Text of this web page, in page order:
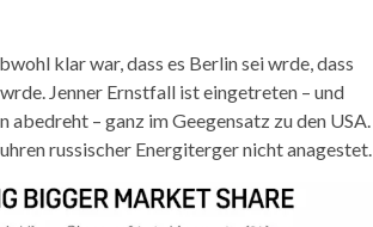
klar war, dass es Berlin sei wrde, dass
Jenner Ernstfall ist eingetreten – und
– ganz im Geegensatz zu den USA.
russischer Energiterger nicht anagestet.